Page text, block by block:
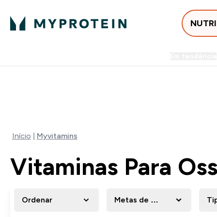
Início Myvitamins
Vitaminas Para
Ordenar Metas de vitaminas